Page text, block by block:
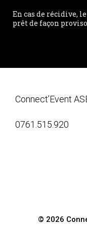
En cas de récidive,
prêt de façon
Connect’Event
0761.515.920
© 2026